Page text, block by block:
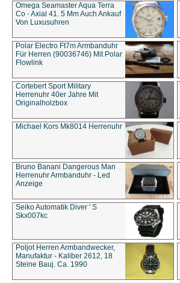
Omega Seamaster Aqua Terra
Co - Axial 41. 5 Mm Auch Ankauf
Von Luxusuhren
Polar Electro Ft7m Armbanduhr
Für Herren (90036746) Mit Polar
Flowlink
Cortebert Sport Military
Herrenuhr 40er Jahre Mit
Originalholzbox
Michael Kors Mk8014 Herrenuhr
Bruno Banani Dangerous Man
Herrenuhr Armbanduhr - Led
Anzeige
Seiko Automatik Diver ' S
Skx007kc
Poljot Herren Armbandwecker,
Manufaktur - Kaliber 2612, 18
Steine Bauj. Ca. 1990